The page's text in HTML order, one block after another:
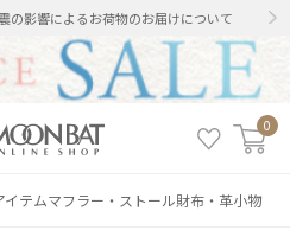
の影響によるお荷物のお届けについて
0
イテムマフラー・ストール財布・革小物